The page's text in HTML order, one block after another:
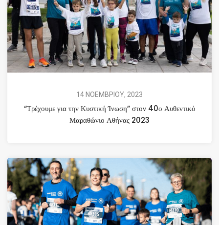
14 ΝΟΕΜΒΡΙΟΥ, 2023
“Τρέχουμε για την Κυστική Ίνωση” στον 40ο Αυθεντικό
Μαραθώνιο Αθήνας 2023